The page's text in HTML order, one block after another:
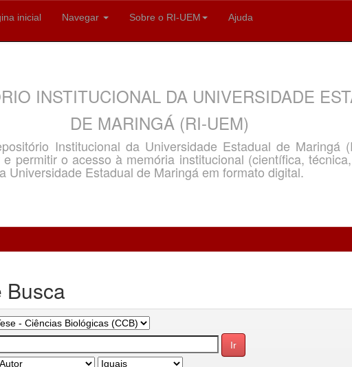
inicial Navegar Sobre o RI-UEM Ajuda
INSTITUCIONAL DA UNIVERSIDADE
DE MARINGÁ (RI-UEM)
Institucional da Universidade Estadual de Maringá
e permitir o acesso à memória institucional (científica,
Universidade Estadual de Maringá em formato digital.
Busca